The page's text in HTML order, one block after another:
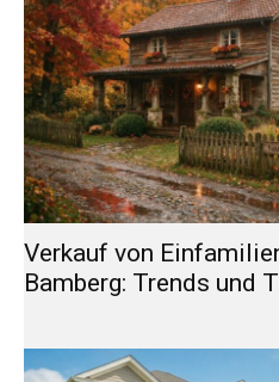
Verkauf von
Bamberg: Trends und